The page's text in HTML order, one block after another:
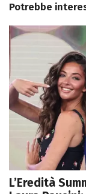
Potrebbe
L’Eredità